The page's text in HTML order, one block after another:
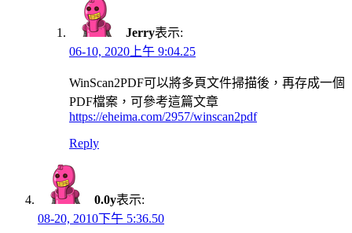
Jerry表示:
06-10, 2020上午 9:04.25
WinScan2PDF可以將多頁文件掃描後，再存成一個
PDF檔案，可參考這篇文章
https://eheima.com/2957/winscan2pdf
Reply
0.0y表示:
08-20, 2010下午 5:36.50